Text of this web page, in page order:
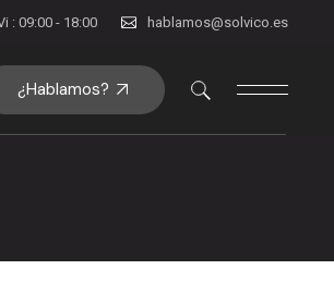
: 09:00 - 18:00 hablamos@solvico.es
¿Hablamos?